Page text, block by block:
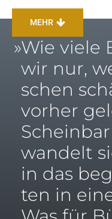
MEHR
»Wie vie­le
wir nur,
schen
vor­her
wan­delt
in das
ten in